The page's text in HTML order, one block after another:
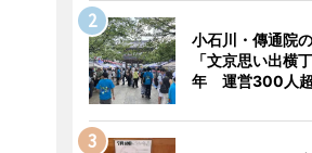
小石川・傳通院
「文京思い出横
年 運営300人超